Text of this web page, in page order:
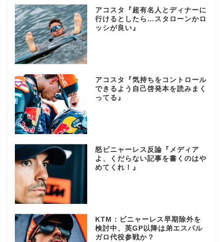
アコスタ『超有名人とディナーに
行けるとしたら…スタローンかロ
ッシが良い』
アコスタ『気持ちをコントロール
できるよう自己啓発本を読みまく
ってる』
怒ビニャーレス反論『メディア
よ、くだらない記事を書くのはや
めてくれ！』
KTM：ビニャーレス早期除外を
検討中、英GP以降は弟エスパル
ガロ代役参戦か？